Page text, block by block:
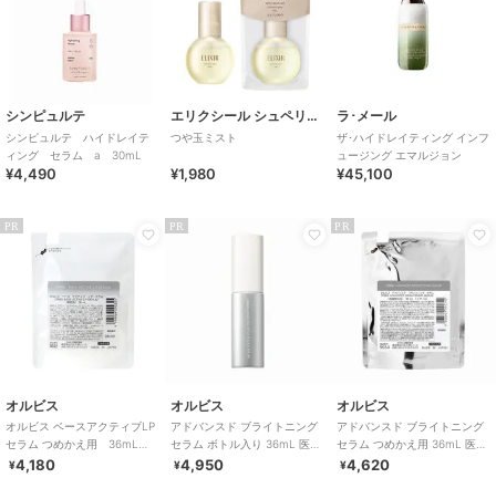
シンピュルテ
シンピュルテ ハイドレイテ
ィング セラム a 30mL
¥4,490
エリクシール シュペリエル
つや玉ミスト
¥1,980
ラ･メール
ザ･ハイドレイティング インフ
ュージング エマルジョン
¥45,100
PR
オルビス
オルビス ベースアクティブLP
セラム つめかえ用 36mL
（ブースター美容液）
¥4,180
PR
オルビス
アドバンスド ブライトニング
セラム ボトル入り 36mL 医薬
部外品
¥4,950
PR
オルビス
アドバンスド ブライトニング
セラム つめかえ用 36mL 医薬
部外品
¥4,620